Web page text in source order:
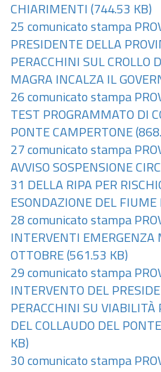
CHIARIMENTI (744.53 KB)
25 comunicato stampa
PRESIDENTE DELLA
PERACCHINI SUL CROLLO
MAGRA INCALZA IL
26 comunicato stampa
TEST PROGRAMMATO DI
PONTE CAMPERTONE
27 comunicato stampa
AVVISO SOSPENSIONE
31 DELLA RIPA PER
ESONDAZIONE DEL FIUME
28 comunicato stampa
INTERVENTI EMERGENZA
OTTOBRE (561.53 KB)
29 comunicato stampa
INTERVENTO DEL
PERACCHINI SU VIABILITÀ
DEL COLLAUDO DEL
KB)
30 comunicato stampa